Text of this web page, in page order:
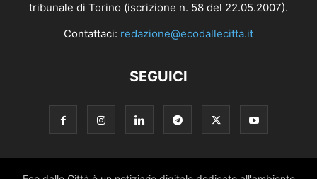
tribunale di Torino (iscrizione n. 58 del 22.05.2007).
Contattaci: redazione@ecodallecitta.it
SEGUICI